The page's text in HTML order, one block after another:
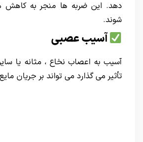
دهد. این ضربه ها منجر به
شوند.
آسیب عصبی
آسیب به اعصاب نخاع ، مثانه یا
تأثیر می گذارد می تواند بر جریان